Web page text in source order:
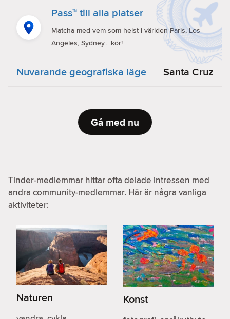
Pass™ till alla platser
Matcha med vem som helst i världen Paris, Los
Angeles, Sydney... kör!
Nuvarande geografiska läge Santa Cruz
Gå med nu
Tinder-medlemmar hittar ofta delade intressen med
andra community-medlemmar. Här är några vanliga
aktiviteter:
Naturen Konst